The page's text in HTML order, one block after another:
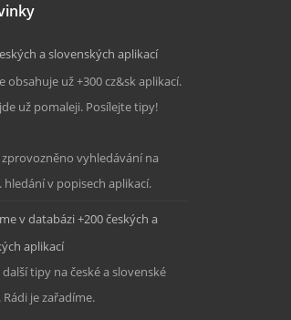
a slovenských aplikací
obsahuje už +300 cz&sk aplikací.
už pomaleji. Posílejte tipy!
vyhledávání na
hledání v popisech aplikací.
v databázi +200 českých a
aplikací
tipy na české a slovenské
Rádi je zařadíme.